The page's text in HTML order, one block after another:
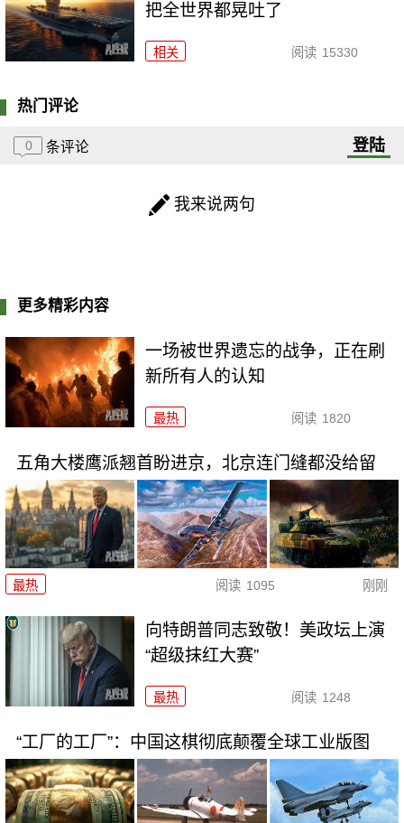
把全世界都晃吐了
相关 阅读 15330
热门评论
0 条评论 登陆
我来说两句
更多精彩内容
一场被世界遗忘的战争，正在刷
新所有人的认知
最热 阅读 1820
五角大楼鹰派翘首盼进京，北京连门缝都没给留
最热 阅读 1095 刚刚
向特朗普同志致敬！美政坛上演
“超级抹红大赛”
最热 阅读 1248
“工厂的工厂”：中国这棋彻底颠覆全球工业版图